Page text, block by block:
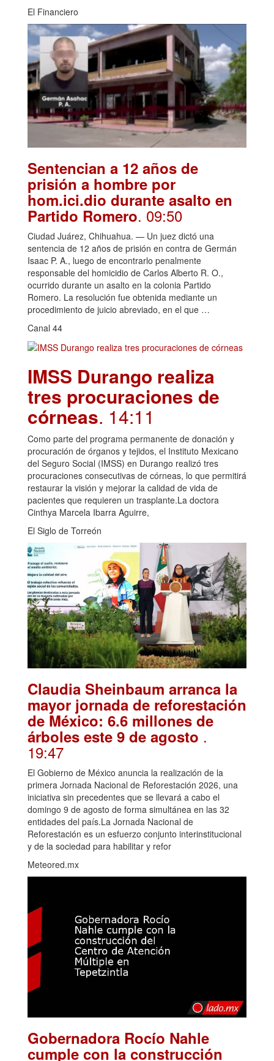
El Financiero
Sentencian a 12 años de
prisión a hombre por
hom.ici.dio durante asalto en
Partido Romero. 09:50
Ciudad Juárez, Chihuahua. — Un juez dictó una
sentencia de 12 años de prisión en contra de Germán
Isaac P. A., luego de encontrarlo penalmente
responsable del homicidio de Carlos Alberto R. O.,
ocurrido durante un asalto en la colonia Partido
Romero. La resolución fue obtenida mediante un
procedimiento de juicio abreviado, en el que …
Canal 44
IMSS Durango realiza
tres procuraciones de
córneas. 14:11
Como parte del programa permanente de donación y
procuración de órganos y tejidos, el Instituto Mexicano
del Seguro Social (IMSS) en Durango realizó tres
procuraciones consecutivas de córneas, lo que permitirá
restaurar la visión y mejorar la calidad de vida de
pacientes que requieren un trasplante.La doctora
Cinthya Marcela Ibarra Aguirre,
El Siglo de Torreón
Claudia Sheinbaum arranca la
mayor jornada de reforestación
de México: 6.6 millones de
árboles este 9 de agosto .
19:47
El Gobierno de México anuncia la realización de la
primera Jornada Nacional de Reforestación 2026, una
iniciativa sin precedentes que se llevará a cabo el
domingo 9 de agosto de forma simultánea en las 32
entidades del país.La Jornada Nacional de
Reforestación es un esfuerzo conjunto interinstitucional
y de la sociedad para habilitar y refor
Meteored.mx
Gobernadora Rocío Nahle
cumple con la construcción